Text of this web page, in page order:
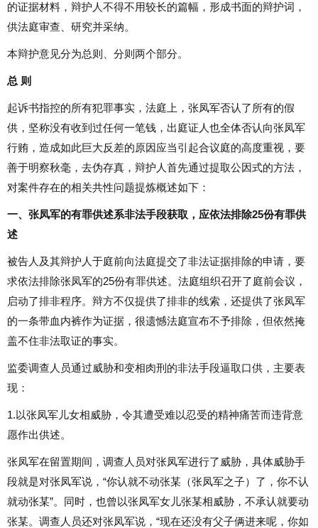
的证据材料，辩护人不得不用较长的篇幅，形成书面的辩护词，
供法庭审查、研究并采纳。
本辩护意见分为总则、分则两个部分。
总 则
起诉书指控的所有犯罪事实，法庭上，张凤军否认了所有的假
供，坚称没有收到过任何一笔钱，出庭证人也全体否认向张凤军
行贿，造成如此巨大反差的原因应当引起合议庭的高度重视，要
善于明察秋毫，去伪存真，辩护人首先通过提取公因式的方法，
对案件存在的相关共性问题提炼概述如下：
一、张凤军的有罪供述系非法手段获取，应依法排除25份有罪供
述
被告人及其辩护人于庭前向法庭提交了非法证据排除的申请，要
求依法排除张凤军的25份有罪供述。法庭组织召开了庭前会议，
启动了排非程序。辩方不仅提供了排非的线索，还提供了张凤军
的一条带血内裤作为证据，很遗憾法庭宣布不予排除，但依然掩
盖不住非法取证的事实。
监委调查人员通过威胁和变相肉刑的非法手段逼取口供，主要表
现：
1.以张凤军儿女相威胁，令其遭受难以忍受的精神痛苦而违背意
愿作出供述。
张凤军在留置期间，调查人员对张凤军进行了威胁，具体威胁手
段就是对张凤军说，“你认就不动张某（张凤军之子）了，你不认
就动张某”。同时，也曾以张凤军女儿张某相威胁，不承认就要动
张某。调查人员还对张凤军说，“现在还没有父子俩进来呢，你如